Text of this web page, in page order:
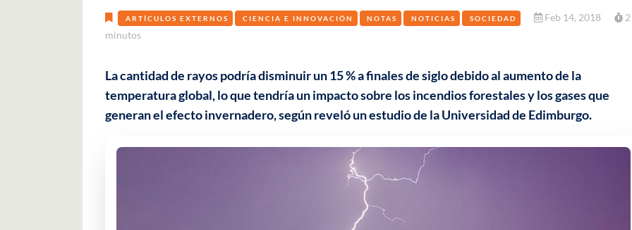
ARTÍCULOS EXTERNOS CIENCIA E INNOVACIÓN NOTAS NOTICIAS SOCIEDAD Feb 14, 2018
2
minutos
La cantidad de rayos podría disminuir un 15 % a finales de siglo debido al aumento de la
temperatura global, lo que tendría un impacto sobre los incendios forestales y los gases que
generan el efecto invernadero, según reveló un estudio de la Universidad de Edimburgo.